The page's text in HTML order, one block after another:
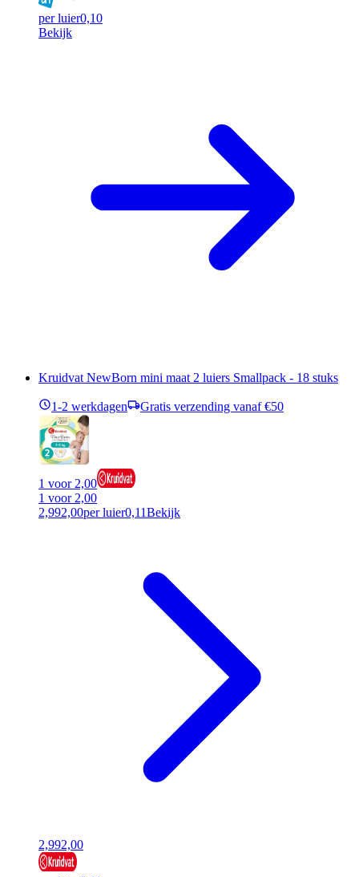
per luier0,10
Bekijk
Kruidvat NewBorn mini maat 2 luiers Smallpack - 18 stuks
1-2 werkdagen Gratis verzending vanaf €50
1 voor 2,00
1 voor 2,00
2,992,00per luier0,11Bekijk
2,992,00